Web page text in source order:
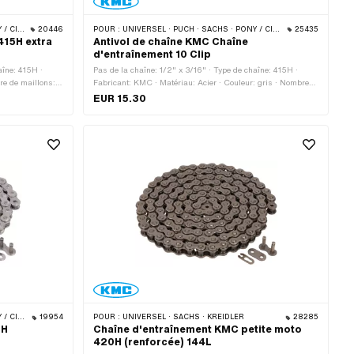
BYE BIKE 20446
extra
415H ·
de maillons:
· Type de
POUR : UNIVERSEL · PUCH · SACHS · PONY / CILO (BÊTA 521 & 512) · ZÜNDAPP BELMONDO · TOMOS · BYE BIKE 25435
Antivol de chaîne KMC Chaîne
d'entraînement 10 Clip
Pas de la chaîne: 1/2" x 3/16" · Type de chaîne: 415H ·
Fabricant: KMC · Matériau: Acier · Couleur: gris · Nombre
de maillons: 10 pcs · Type de cadenas à chaîne: Fermeture
EUR 15.30
BYE BIKE 19954 POUR : UNIVERSEL · SACHS · KREIDLER 28285
Chaîne d'entraînement KMC petite moto
420H (renforcée) 144L